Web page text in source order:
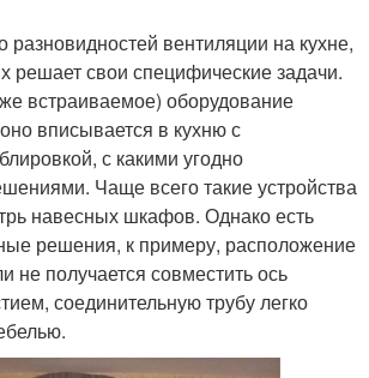
разновидностей вентиляции на кухне,
решает свои специфические задачи.
встраиваемое) оборудование
вписывается в кухню с
с какими угодно
Чаще всего такие устройства
навесных шкафов. Однако есть
решения, к примеру, расположение
не получается совместить ось
соединительную трубу легко